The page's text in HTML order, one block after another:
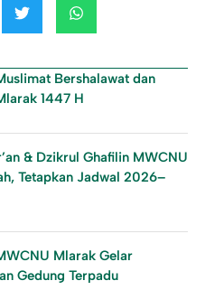
Bershalawat dan
1447 H
& Dzikrul Ghafilin MWCNU
Tetapkan Jadwal 2026–
Mlarak Gelar
Gedung Terpadu